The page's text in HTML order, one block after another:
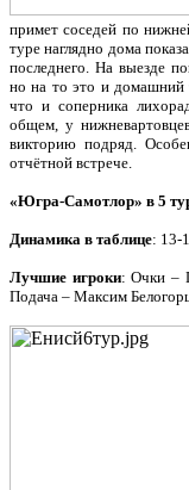
примет соседей по
туре наглядно дома
последнего. На выезде
но на то это и домашний
что и соперника
общем, у
викторию подряд.
отчётной встрече.
«Югра-Самотлор» в 5
Динамика в таблице: 13-
Лучшие игроки: Очки –
Подача – Максим